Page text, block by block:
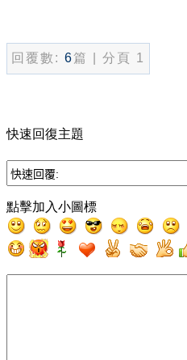
回覆數: 6篇 | 分頁 1
快速回復主題
點擊加入小圖標